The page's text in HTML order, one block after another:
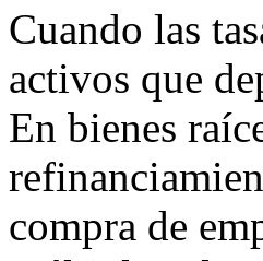
Cuando las
activos que
En bienes
compra de